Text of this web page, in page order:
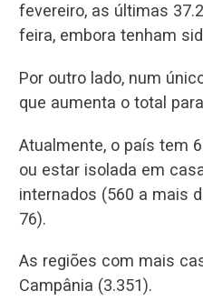
fevereiro, as últimas
feira, embora tenham
Por outro lado, num
que aumenta o total
Atualmente, o país tem
ou estar isolada em
internados (560 a mais
76).
As regiões com mais
Campânia (3.351).